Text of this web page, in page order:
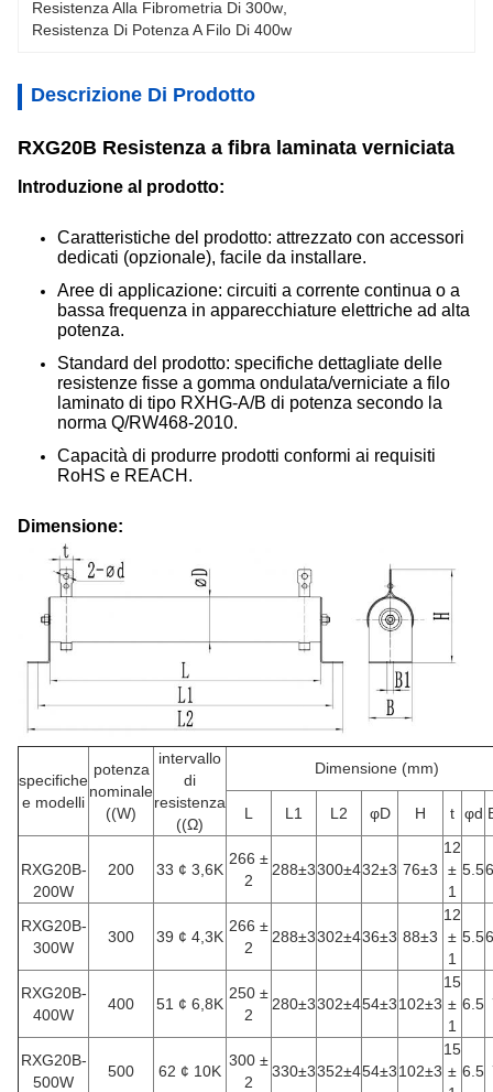
Resistenza Alla Fibrometria Di 300w
Resistenza Di Potenza A Filo Di 400w
Descrizione Di Prodotto
RXG20B Resistenza a fibra laminata verniciata
Introduzione al prodotto:
Caratteristiche del prodotto: attrezzato con accessori
dedicati (opzionale), facile da installare.
Aree di applicazione: circuiti a corrente continua o a
bassa frequenza in apparecchiature elettriche ad alta
potenza.
Standard del prodotto: specifiche dettagliate delle
resistenze fisse a gomma ondulata/verniciate a filo
laminato di tipo RXHG-A/B di potenza secondo la
norma Q/RW468-2010.
Capacità di produrre prodotti conformi ai requisiti
RoHS e REACH.
Dimensione:
specifiche
e modelli
potenza
nominale
((W)
intervallo
di
resistenza
((Ω)
Dimensione (mm)
L L1 L2 φD H t φd
RXG20B-
200W
200 33 ¢ 3,6K
266 ±
2
288±3300±432±3 76±3
12
±
1
5.5
RXG20B-
300W
300 39 ¢ 4,3K
266 ±
2
288±3302±436±3 88±3
12
±
1
5.5
RXG20B-
400W
400 51 ¢ 6,8K
250 ±
2
280±3302±454±3102±3
15
±
1
6.5
RXG20B-
500W
500 62 ¢ 10K
300 ±
2
330±3352±454±3102±3
15
± 6.5